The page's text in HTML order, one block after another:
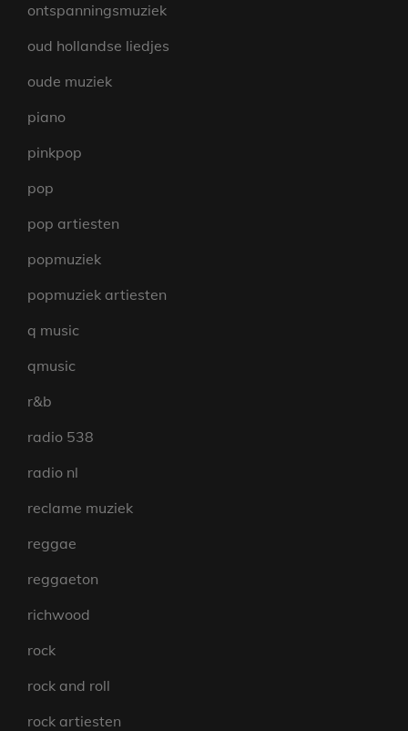
ontspanningsmuziek
oud hollandse liedjes
oude muziek
piano
pinkpop
pop
pop artiesten
popmuziek
popmuziek artiesten
q music
qmusic
r&b
radio 538
radio nl
reclame muziek
reggae
reggaeton
richwood
rock
rock and roll
rock artiesten